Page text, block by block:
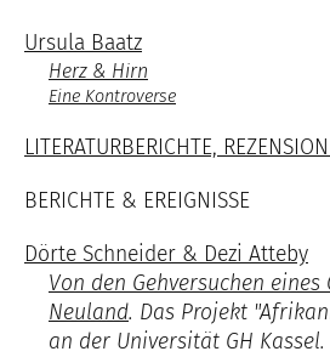
Ursula Baatz
Herz & Hirn
Eine Kontroverse
LITERATURBERICHTE,
BERICHTE & EREIGNISSE
Dörte Schneider & Dezi Atteby
Von den Gehversuchen
Neuland. Das Projekt
an der Universität GH Kassel.